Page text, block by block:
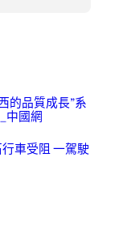
的品質成長”系
中國網
車受阻 一駕駛